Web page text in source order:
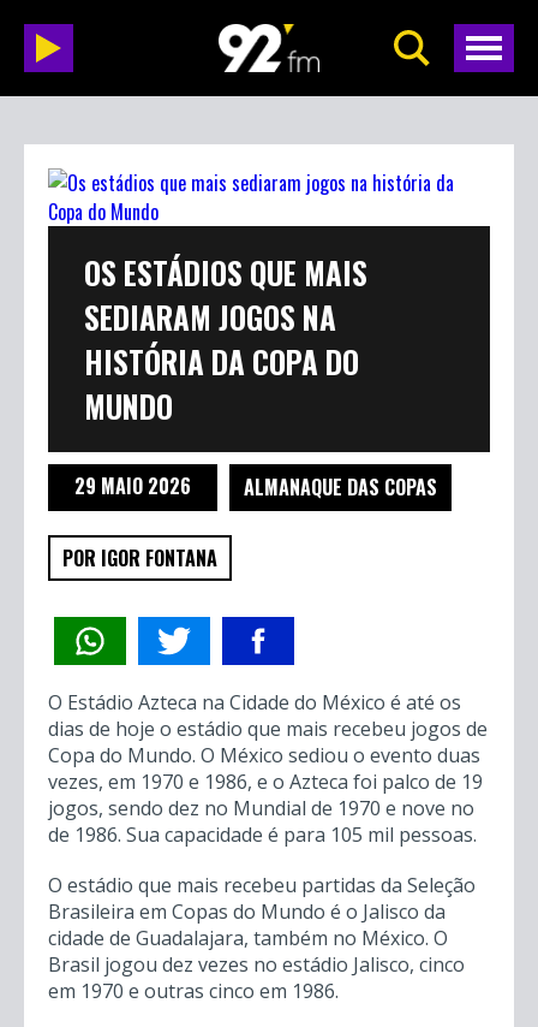
OS ESTÁDIOS QUE MAIS
SEDIARAM JOGOS NA
HISTÓRIA DA COPA DO
MUNDO
29 MAIO 2026 ALMANAQUE DAS COPAS
POR IGOR FONTANA
O Estádio Azteca na Cidade do México é até os
dias de hoje o estádio que mais recebeu jogos de
Copa do Mundo. O México sediou o evento duas
vezes, em 1970 e 1986, e o Azteca foi palco de 19
jogos, sendo dez no Mundial de 1970 e nove no
de 1986. Sua capacidade é para 105 mil pessoas.
O estádio que mais recebeu partidas da Seleção
Brasileira em Copas do Mundo é o Jalisco da
cidade de Guadalajara, também no México. O
Brasil jogou dez vezes no estádio Jalisco, cinco
em 1970 e outras cinco em 1986.